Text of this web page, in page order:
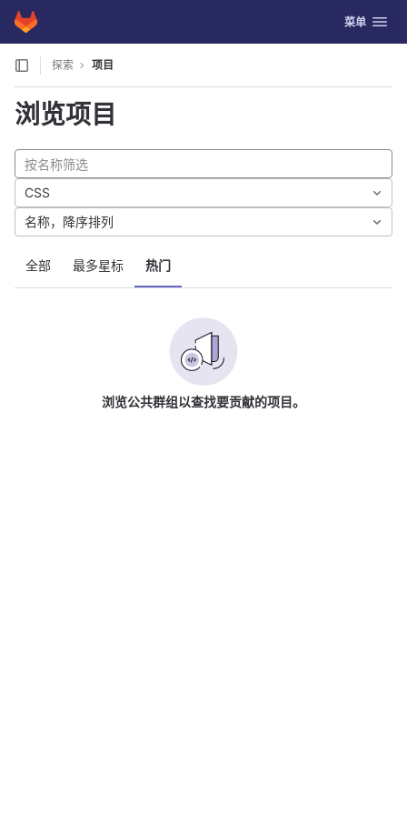
Skip to content
GitLab 切换导航
菜单
探索 项目
浏览项目
全部 最多星标 热门
CSS
名称，降序排列
浏览公共群组以查找要贡献的项目。